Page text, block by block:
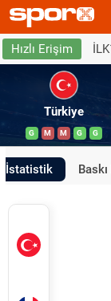
Hızlı Erişim
Türkiye
G M M G G
İstatistik